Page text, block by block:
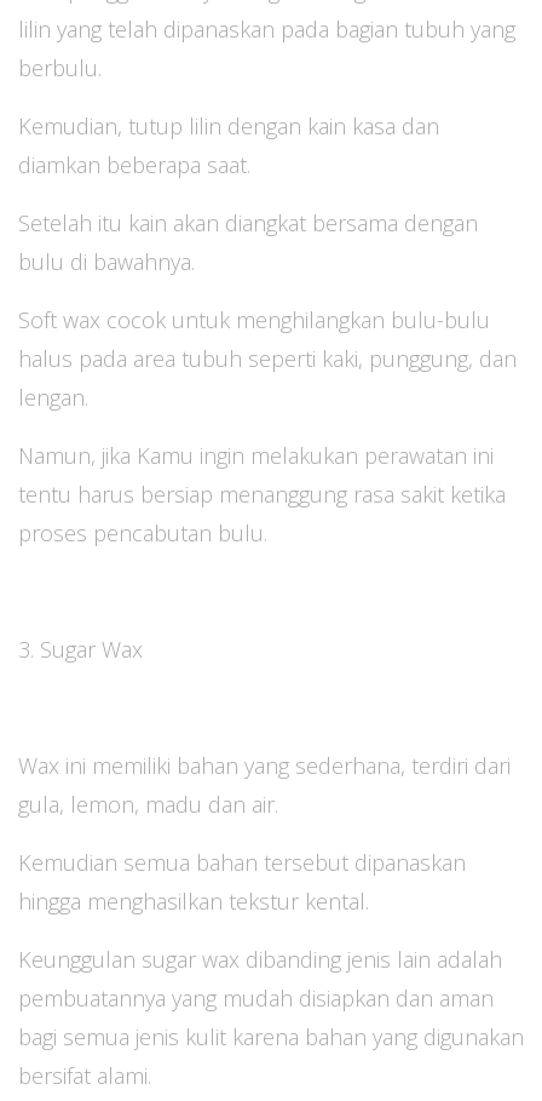
lilin yang telah dipanaskan pada bagian tubuh yang
berbulu.
Kemudian, tutup lilin dengan kain kasa dan
diamkan beberapa saat.
Setelah itu kain akan diangkat bersama dengan
bulu di bawahnya.
Soft wax cocok untuk menghilangkan bulu-bulu
halus pada area tubuh seperti kaki, punggung, dan
lengan.
Namun, jika Kamu ingin melakukan perawatan ini
tentu harus bersiap menanggung rasa sakit ketika
proses pencabutan bulu.
3. Sugar Wax
Wax ini memiliki bahan yang sederhana, terdiri dari
gula, lemon, madu dan air.
Kemudian semua bahan tersebut dipanaskan
hingga menghasilkan tekstur kental.
Keunggulan sugar wax dibanding jenis lain adalah
pembuatannya yang mudah disiapkan dan aman
bagi semua jenis kulit karena bahan yang digunakan
bersifat alami.